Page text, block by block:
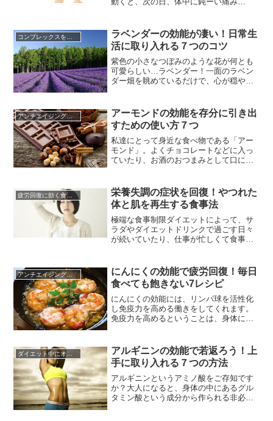
ることも。筋肉痛を軽減するためには、
あらかじめ運動で使用する筋肉を動かし
ておくこと。しかも、力の入る動きとは
逆に動かして、筋肉を伸ばしておくこ
と...
コンプレックスを克服する方法
ラベンダーの効能が凄い！日常生
活に取り入れる７つのコツ
紫色の小さなつぼみのような花が何とも
可愛らしい…ラベンダー！一面のラベン
ダー畑を眺めているだけで、心が穏やか
けではありません。華やかな香りやラベ
ンダーそのものに、素晴らしき効能が秘
められているのです。ラベンダーの効能
として良く知られているのが、緊張を...
アンチエイジングに効く食べ物
アーモンドの効能を存分に引き出
すための使い方７つ
私達にとって身近な食べ物である「アー
モンド」。よくチョコレートなどに入っ
ていたり、お酒のおつまみとして口にし
い美容効果がたくさんあるのをご存知で
したか？アーモンドに含まれている栄養
成分で代表的なのが、「ビタミンE」で
す。ビタミンEの主な働きは抗酸化...
疲労回復に効く食べ物
栄養失調の症状を回復！やつれた
体と肌を再生する食事法
極端な食事制限ダイエットによって、サ
ラダやダイエットドリンクで過ごす日々
が続いていたり、仕事が忙しくて食事を
いますよね。この飽食の時代でも、食べ
る物をしっかり選ばないと、カロリーや
タンパク質、カルシウムが不足してしま
う栄養失調の状態になってしまう事...
アンチエイジングに効く食べ物
にんにくの効能で疲労回復！毎日
食べても飽きない7レシピ
にんにくの効能には、リンパ球を活性化
し免疫力を高める働きをしてくれます。
免疫力を高めるということは、身体に感
含まれているのです。このにんにくです
が、栄養が豊富なだけではなく、料理に
入れるとグンと美味しくなるマジック食
材でもあります。スーパーなどには...
ダイエット中にオススメの食材
アルギニンの効能で若返ろう！上
手に取り入れる７つの方法
アルギニンというアミノ酸をご存知です
か？大人になると、身体の中にあるグル
タミン酸という成分から作られる非必須